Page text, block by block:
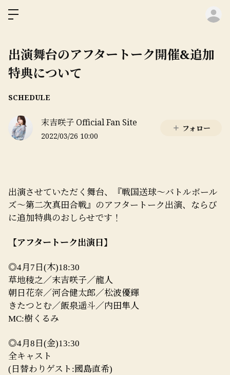
出演舞台のアフタートーク開催&追加
特典について
SCHEDULE
末吉咲子 Official Fan Site
2022/03/26 10:00
フォロー
出演させていただく舞台、『戦国送球〜バトルボール
ズ〜第二次真田合戦』のアフタートーク出演、ならび
に追加特典のおしらせです！
【アフタートーク出演日】
◎4月 7 日(木)18:30
草地稜之／末吉咲子／龍人
朝日花奈／河合健太郎／松波優輝
きたつとむ／飯泉遥斗／内田隼人
MC:樹くるみ
◎4月8 日(金)13:30
全キャスト
( 日替わりゲスト :國島直希)